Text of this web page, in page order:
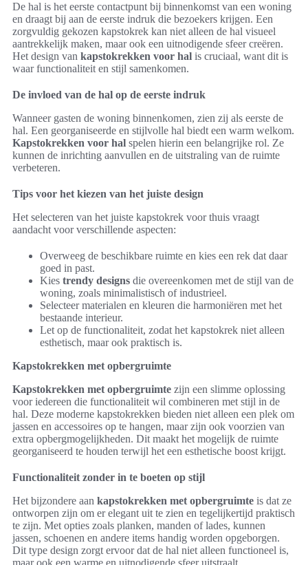
De hal is het eerste contactpunt bij binnenkomst van een woning
en draagt bij aan de eerste indruk die bezoekers krijgen. Een
zorgvuldig gekozen kapstokrek kan niet alleen de hal visueel
aantrekkelijk maken, maar ook een uitnodigende sfeer creëren.
Het design van kapstokrekken voor hal is cruciaal, want dit is
waar functionaliteit en stijl samenkomen.
De invloed van de hal op de eerste indruk
Wanneer gasten de woning binnenkomen, zien zij als eerste de
hal. Een georganiseerde en stijlvolle hal biedt een warm welkom.
Kapstokrekken voor hal spelen hierin een belangrijke rol. Ze
kunnen de inrichting aanvullen en de uitstraling van de ruimte
verbeteren.
Tips voor het kiezen van het juiste design
Het selecteren van het juiste kapstokrek voor thuis vraagt
aandacht voor verschillende aspecten:
Overweeg de beschikbare ruimte en kies een rek dat daar
goed in past.
Kies trendy designs die overeenkomen met de stijl van de
woning, zoals minimalistisch of industrieel.
Selecteer materialen en kleuren die harmoniëren met het
bestaande interieur.
Let op de functionaliteit, zodat het kapstokrek niet alleen
esthetisch, maar ook praktisch is.
Kapstokrekken met opbergruimte
Kapstokrekken met opbergruimte zijn een slimme oplossing
voor iedereen die functionaliteit wil combineren met stijl in de
hal. Deze moderne kapstokrekken bieden niet alleen een plek om
jassen en accessoires op te hangen, maar zijn ook voorzien van
extra opbergmogelijkheden. Dit maakt het mogelijk de ruimte
georganiseerd te houden terwijl het een esthetische boost krijgt.
Functionaliteit zonder in te boeten op stijl
Het bijzondere aan kapstokrekken met opbergruimte is dat ze
ontworpen zijn om er elegant uit te zien en tegelijkertijd praktisch
te zijn. Met opties zoals planken, manden of lades, kunnen
jassen, schoenen en andere items handig worden opgeborgen.
Dit type design zorgt ervoor dat de hal niet alleen functioneel is,